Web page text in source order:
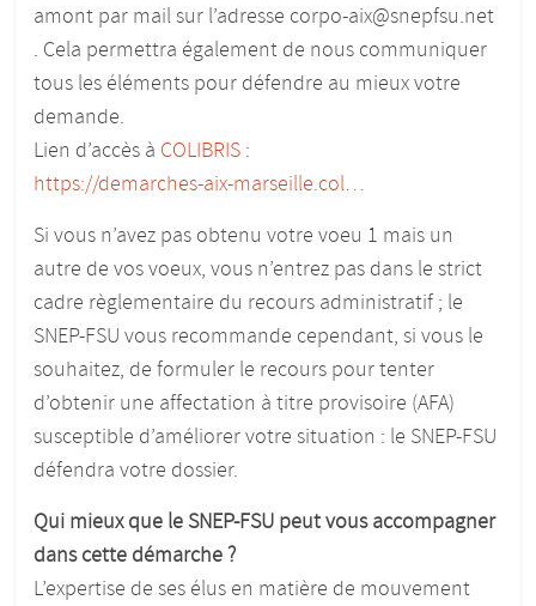
amont par mail sur l’adresse corpo-aix@snepfsu.net
. Cela permettra également de nous communiquer
tous les éléments pour défendre au mieux votre
demande.
Lien d’accès à COLIBRIS :
https://demarches-aix-marseille.col…
Si vous n’avez pas obtenu votre voeu 1 mais un
autre de vos voeux, vous n’entrez pas dans le strict
cadre règlementaire du recours administratif ; le
SNEP-FSU vous recommande cependant, si vous le
souhaitez, de formuler le recours pour tenter
d’obtenir une affectation à titre provisoire (AFA)
susceptible d’améliorer votre situation : le SNEP-FSU
défendra votre dossier.
Qui mieux que le SNEP-FSU peut vous accompagner
dans cette démarche?
L’expertise de ses élus en matière de mouvement